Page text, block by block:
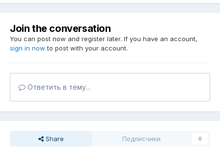
Join the conversation
You can post now and register later. If you have an account,
sign in now to post with your account.
Ответить в тему...
Share Подписчики 0